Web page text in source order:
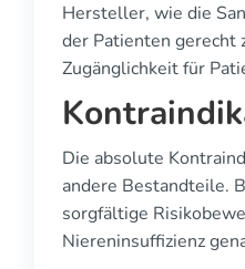
Hersteller, wie die
der Patienten gerecht
Zugänglichkeit für
Die absolute
andere Bestandteile.
sorgfältige
Niereninsuffizienz